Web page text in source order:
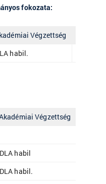
fokozata:
Végzettség
habil.
Végzettség
DLA habil
DLA habil.